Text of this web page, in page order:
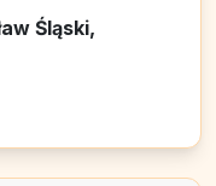
Śląski,